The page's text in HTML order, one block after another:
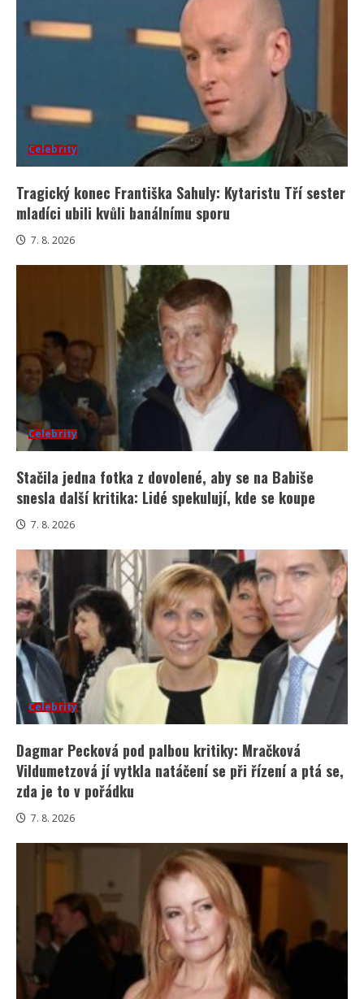
Celebrity
Tragický konec Františka Sahuly: Kytaristu Tří sester
mladíci ubili kvůli banálnímu sporu
7. 8. 2026
Celebrity
Stačila jedna fotka z dovolené, aby se na Babiše
snesla další kritika: Lidé spekulují, kde se koupe
7. 8. 2026
Celebrity
Dagmar Pecková pod palbou kritiky: Mračková
Vildumetzová jí vytkla natáčení se při řízení a ptá se,
zda je to v pořádku
7. 8. 2026